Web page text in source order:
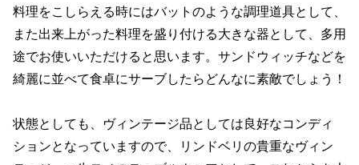
料理をこしらえる時にはバットのような調理道具として、
また出来上がった料理を盛り付ける大きな器として、多用
途でお使いいただけると思います。サンドウィッチなどを
綺麗に並べて食卓にサーブしたらどんなに素敵でしょう！
状態としても、ヴィンテージ品としては良好なコンディ
ションとなっていますので、リンドベリの貴重なヴィン